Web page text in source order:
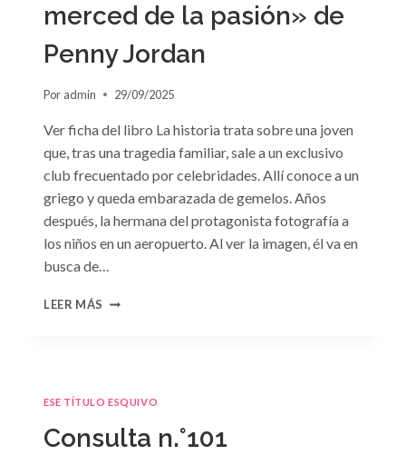
merced de la pasión» de
Penny Jordan
Por admin 29/09/2025
Ver ficha del libro La historia trata sobre una joven
que, tras una tragedia familiar, sale a un exclusivo
club frecuentado por celebridades. Allí conoce a un
griego y queda embarazada de gemelos. Años
después, la hermana del protagonista fotografía a
los niños en un aeropuerto. Al ver la imagen, él va en
busca de…
LEER MÁS CONSULTA
LA
PASIÓN»
DE
ESE TÍTULO ESQUIVO
Consulta n.°101